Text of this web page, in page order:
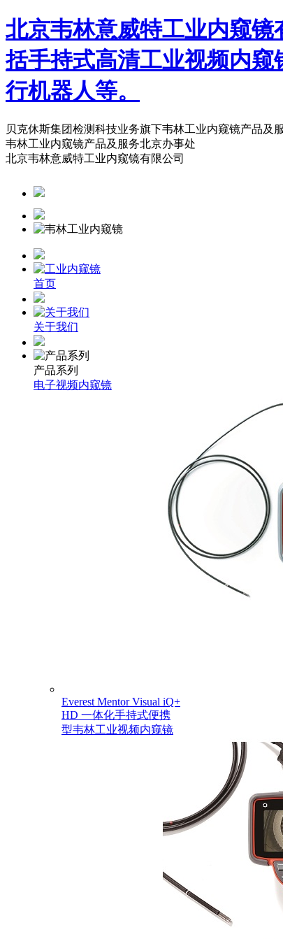
北京韦林意威特工业内窥
括手持式高清工业视频内
行机器人等。
贝克休斯集团检测科技业务旗下韦林工业内窥镜产品及
韦林工业内窥镜产品及服务北京办事处
北京韦林意威特工业内窥镜有限公司
首页
关于我们
产品系列
电子视频内窥镜
Everest Mentor Visual iQ+
HD 一体化手持式便携
型韦林工业视频内窥镜